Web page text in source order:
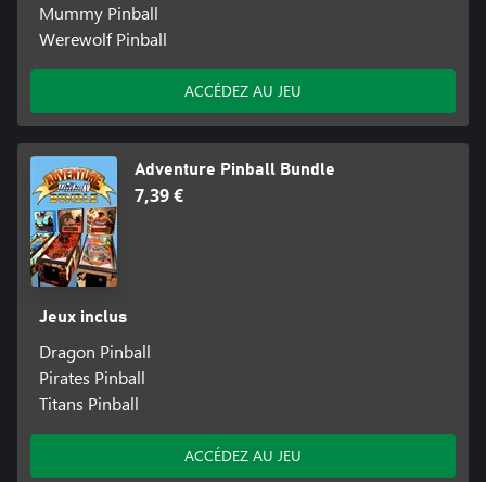
Mummy Pinball
Werewolf Pinball
ACCÉDEZ AU JEU
Adventure Pinball Bundle
7,39 €
Jeux inclus
Dragon Pinball
Pirates Pinball
Titans Pinball
ACCÉDEZ AU JEU